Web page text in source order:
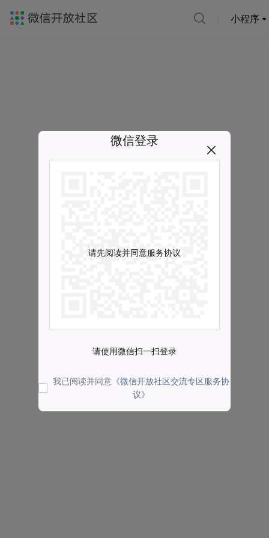
小程序
微信登录
请先阅读并同意服务协议
请使用微信扫一扫登录
我已阅读并同意 《微信开放社区交流专区服务协
议》